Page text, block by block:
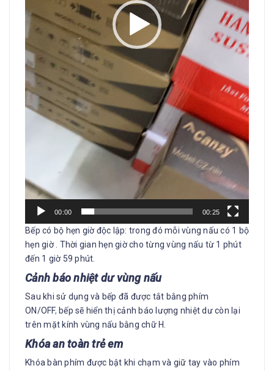
00:00 00:25
Bếp có bộ hẹn giờ độc lập: trong đó mỗi vùng nấu có 1 bộ
hẹn giờ . Thời gian hẹn giờ cho từng vùng nấu từ 1 phút
đến 1 giờ 59 phút.
Cảnh báo nhiệt dư vùng nấu
Sau khi sử dụng và bếp đã được tắt bằng phím
ON/OFF, bếp sẽ hiển thị cảnh báo lượng nhiệt dư còn lại
trên mặt kính vùng nấu bằng chữ H.
Khóa an toàn trẻ em
Khóa bàn phím được bật khi chạm và giữ tay vào phím